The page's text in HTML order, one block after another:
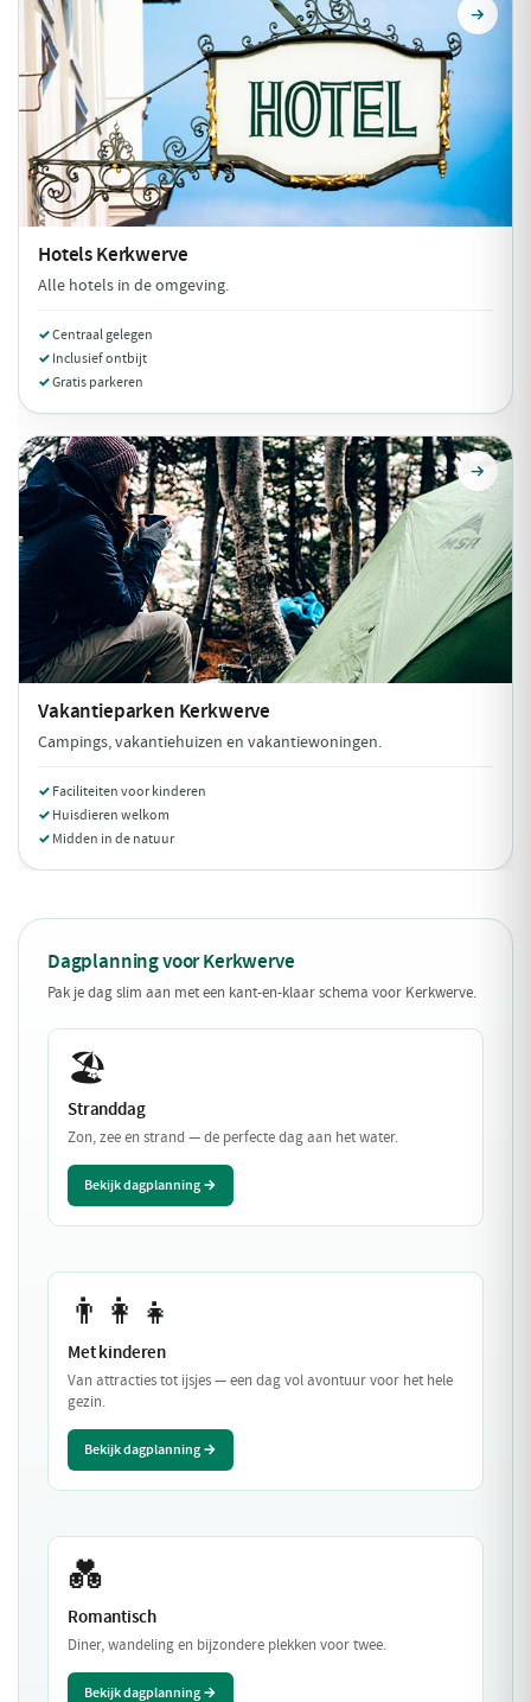
HotelsKerkwerve
Alle hotels in de omgeving.
Centraal gelegen
Inclusief ontbijt
Gratis parkeren
Vakantieparken Kerkwerve
Campings, vakantiehuizen en vakantiewoningen.
Faciliteiten voor kinderen
Huisdieren welkom
Midden in de natuur
Dagplanning voor Kerkwerve
Pak je dag slim aan met een kant-en-klaar schema voor Kerkwerve.
🏖️
Stranddag
Zon, zee en strand — de perfecte dag aan het water.
Bekijk dagplanning →
👨‍👩‍👧
Met kinderen
Van attracties tot ijsjes — een dag vol avontuur voor het hele
gezin.
Bekijk dagplanning →
💑
Romantisch
Diner, wandeling en bijzondere plekken voor twee.
Bekijk dagplanning →